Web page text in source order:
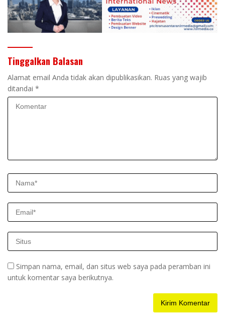
Tinggalkan Balasan
Alamat email Anda tidak akan dipublikasikan. Ruas yang wajib
ditandai *
Simpan nama, email, dan situs web saya pada peramban ini
untuk komentar saya berikutnya.